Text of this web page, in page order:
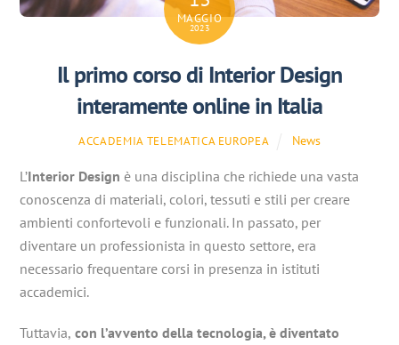
MAGGIO
2023
Il primo corso di Interior Design
interamente online in Italia
ACCADEMIA TELEMATICA EUROPEA News
L’Interior Design è una disciplina che richiede una vasta
conoscenza di materiali, colori, tessuti e stili per creare
ambienti confortevoli e funzionali. In passato, per
diventare un professionista in questo settore, era
necessario frequentare corsi in presenza in istituti
accademici.
Tuttavia, con l’avvento della tecnologia, è diventato